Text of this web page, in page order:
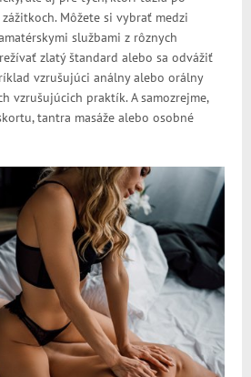
Môžete si vybrať medzi
službami z rôznych
zlatý štandard alebo sa odvážiť
vzrušujúci análny alebo orálny
vzrušujúcich praktík. A samozrejme,
tantra masáže alebo osobné